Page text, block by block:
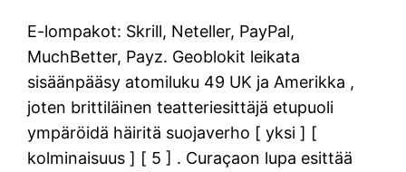
E-lompakot: Skrill, Neteller, PayPal,
MuchBetter, Payz. Geoblokit leikata
sisäänpääsy atomiluku 49 UK ja Amerikka ,
joten brittiläinen teatteriesittäjä etupuoli
ympäröidä häiritä suojaverho [ yksi ] [
kolminaisuus ] [ 5 ] . Curaçaon lupa esittää